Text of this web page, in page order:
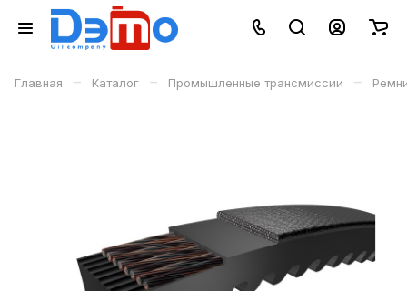
Главная – Каталог – Промышленные трансмиссии –